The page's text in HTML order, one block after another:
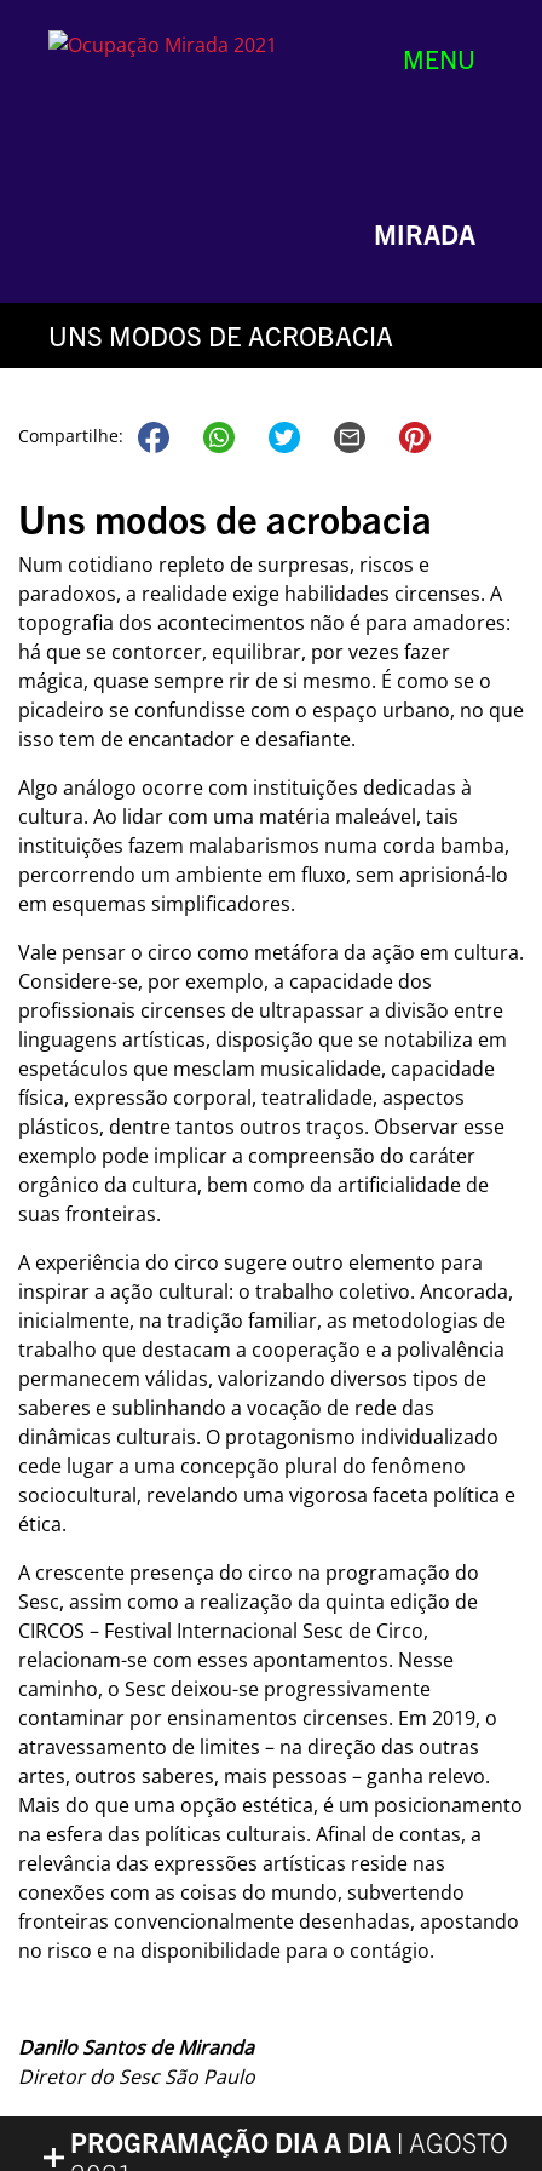
MENU
MIRADA
UNS MODOS DE ACROBACIA
Compartilhe:
Uns modos de acrobacia
Num cotidiano repleto de surpresas, riscos e
paradoxos, a realidade exige habilidades circenses. A
topografia dos acontecimentos não é para amadores:
há que se contorcer, equilibrar, por vezes fazer
mágica, quase sempre rir de si mesmo. É como se o
picadeiro se confundisse com o espaço urbano, no que
isso tem de encantador e desafiante.
Algo análogo ocorre com instituições dedicadas à
cultura. Ao lidar com uma matéria maleável, tais
instituições fazem malabarismos numa corda bamba,
percorrendo um ambiente em fluxo, sem aprisioná-lo
em esquemas simplificadores.
Vale pensar o circo como metáfora da ação em cultura.
Considere-se, por exemplo, a capacidade dos
profissionais circenses de ultrapassar a divisão entre
linguagens artísticas, disposição que se notabiliza em
espetáculos que mesclam musicalidade, capacidade
física, expressão corporal, teatralidade, aspectos
plásticos, dentre tantos outros traços. Observar esse
exemplo pode implicar a compreensão do caráter
orgânico da cultura, bem como da artificialidade de
suas fronteiras.
A experiência do circo sugere outro elemento para
inspirar a ação cultural: o trabalho coletivo. Ancorada,
inicialmente, na tradição familiar, as metodologias de
trabalho que destacam a cooperação e a polivalência
permanecem válidas, valorizando diversos tipos de
saberes e sublinhando a vocação de rede das
dinâmicas culturais. O protagonismo individualizado
cede lugar a uma concepção plural do fenômeno
sociocultural, revelando uma vigorosa faceta política e
ética.
A crescente presença do circo na programação do
Sesc, assim como a realização da quinta edição de
CIRCOS – Festival Internacional Sesc de Circo,
relacionam-se com esses apontamentos. Nesse
caminho, o Sesc deixou-se progressivamente
contaminar por ensinamentos circenses. Em 2019, o
atravessamento de limites – na direção das outras
artes, outros saberes, mais pessoas – ganha relevo.
Mais do que uma opção estética, é um posicionamento
na esfera das políticas culturais. Afinal de contas, a
relevância das expressões artísticas reside nas
conexões com as coisas do mundo, subvertendo
fronteiras convencionalmente desenhadas, apostando
no risco e na disponibilidade para o contágio.
Danilo Santos de Miranda
Diretor do Sesc São Paulo
PROGRAMAÇÃO DIA A DIA | AGOSTO